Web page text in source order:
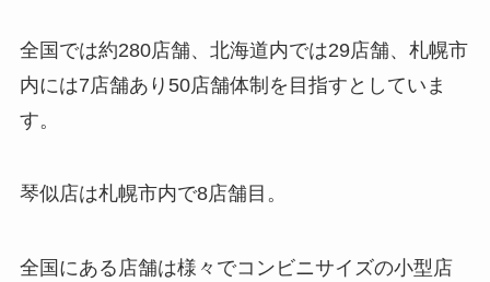
全国では約280店舗、北海道内では29店舗、札幌市
内には7店舗あり50店舗体制を目指すとしていま
す。
琴似店は札幌市内で8店舗目。
全国にある店舗は様々でコンビニサイズの小型店